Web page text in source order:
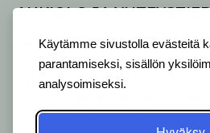
Käytämme sivustolla evästeitä
parantamiseksi, sisällön
analysoimiseksi.
AUKIOLO JA
ALVELEMME:
Ma-Pe 9-20 I La 10-18 I Su 10-17
OTA YHTEYTTÄ:
kukkapiste: +358 44 5369 657
pihasuunnittelija: +358 40 1547 376